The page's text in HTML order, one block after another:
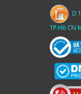
D
TP.Hồ Chí